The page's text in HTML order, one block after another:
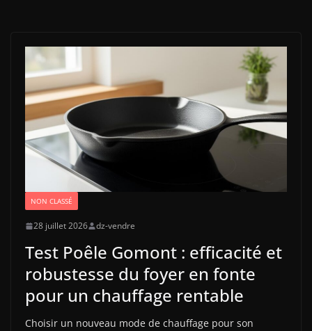
NON CLASSÉ
28 juillet 2026 dz-vendre
Test Poêle Gomont : efficacité et
robustesse du foyer en fonte
pour un chauffage rentable
Choisir un nouveau mode de chauffage pour son